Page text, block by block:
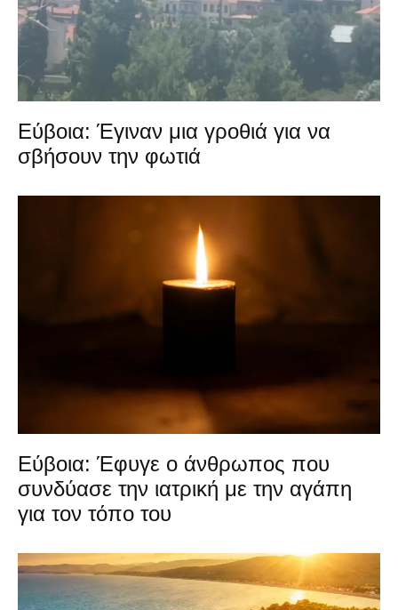
Εύβοια: Έγιναν μια γροθιά για να
σβήσουν την φωτιά
Εύβοια: Έφυγε ο άνθρωπος που
συνδύασε την ιατρική με την αγάπη
για τον τόπο του